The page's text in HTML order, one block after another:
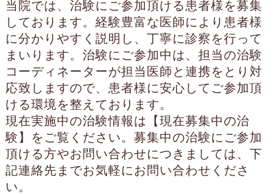
当院では、治験にご参加頂ける患者様を募集
しております。経験豊富な医師により患者様
に分かりやすく説明し、丁寧に診察を行って
まいります。治験にご参加中は、担当の治験
コーディネーターが担当医師と連携をとり対
応致しますので、患者様に安心してご参加頂
ける環境を整えております。
現在実施中の治験情報は【現在募集中の治
験】をご覧ください。募集中の治験にご参加
頂ける方やお問い合わせにつきましては、下
記連絡先までお気軽にお問い合わせくださ
い。